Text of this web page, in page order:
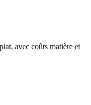
avec coûts matière et